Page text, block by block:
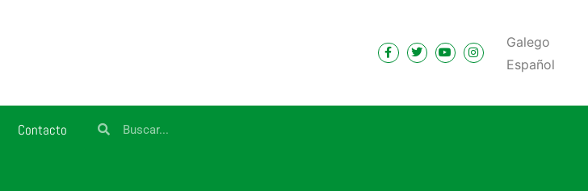
Galego
Español
Contacto